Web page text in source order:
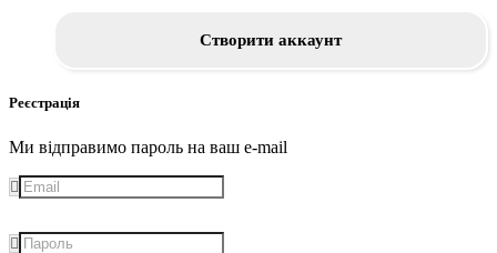
Створити аккаунт
Реєстрація
Ми відправимо пароль на ваш e-mail